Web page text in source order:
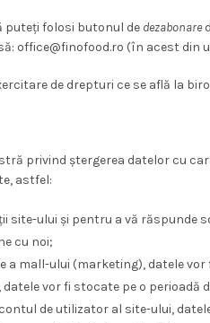
puteți folosi butonul de dezabonare
office@finofood.ro (în acest
de drepturi ce se află la
privind ștergerea datelor cu
astfel:
ului și pentru a vă răspunde
cu noi;
mall-ului (marketing), datele
vor fi stocate pe o perioadă
de utilizator al site-ului,